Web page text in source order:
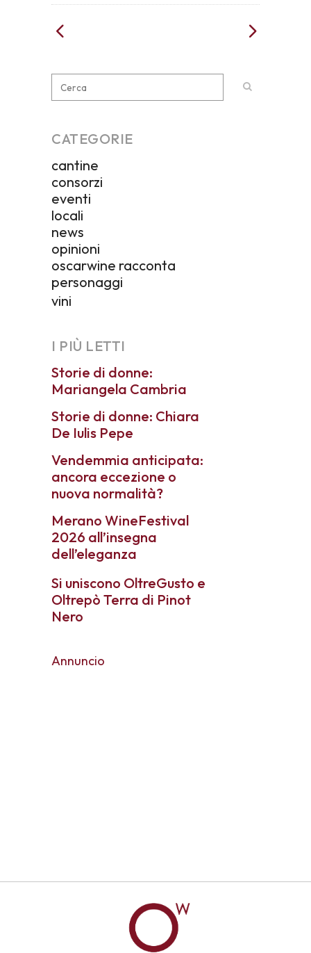
CATEGORIE
cantine
consorzi
eventi
locali
news
opinioni
oscarwine racconta
personaggi
vini
I PIÙ LETTI
Storie di donne:
Mariangela Cambria
Storie di donne: Chiara
De Iulis Pepe
Vendemmia anticipata:
ancora eccezione o
nuova normalità?
Merano WineFestival
2026 all’insegna
dell’eleganza
Si uniscono OltreGusto e
Oltrepò Terra di Pinot
Nero
Annuncio